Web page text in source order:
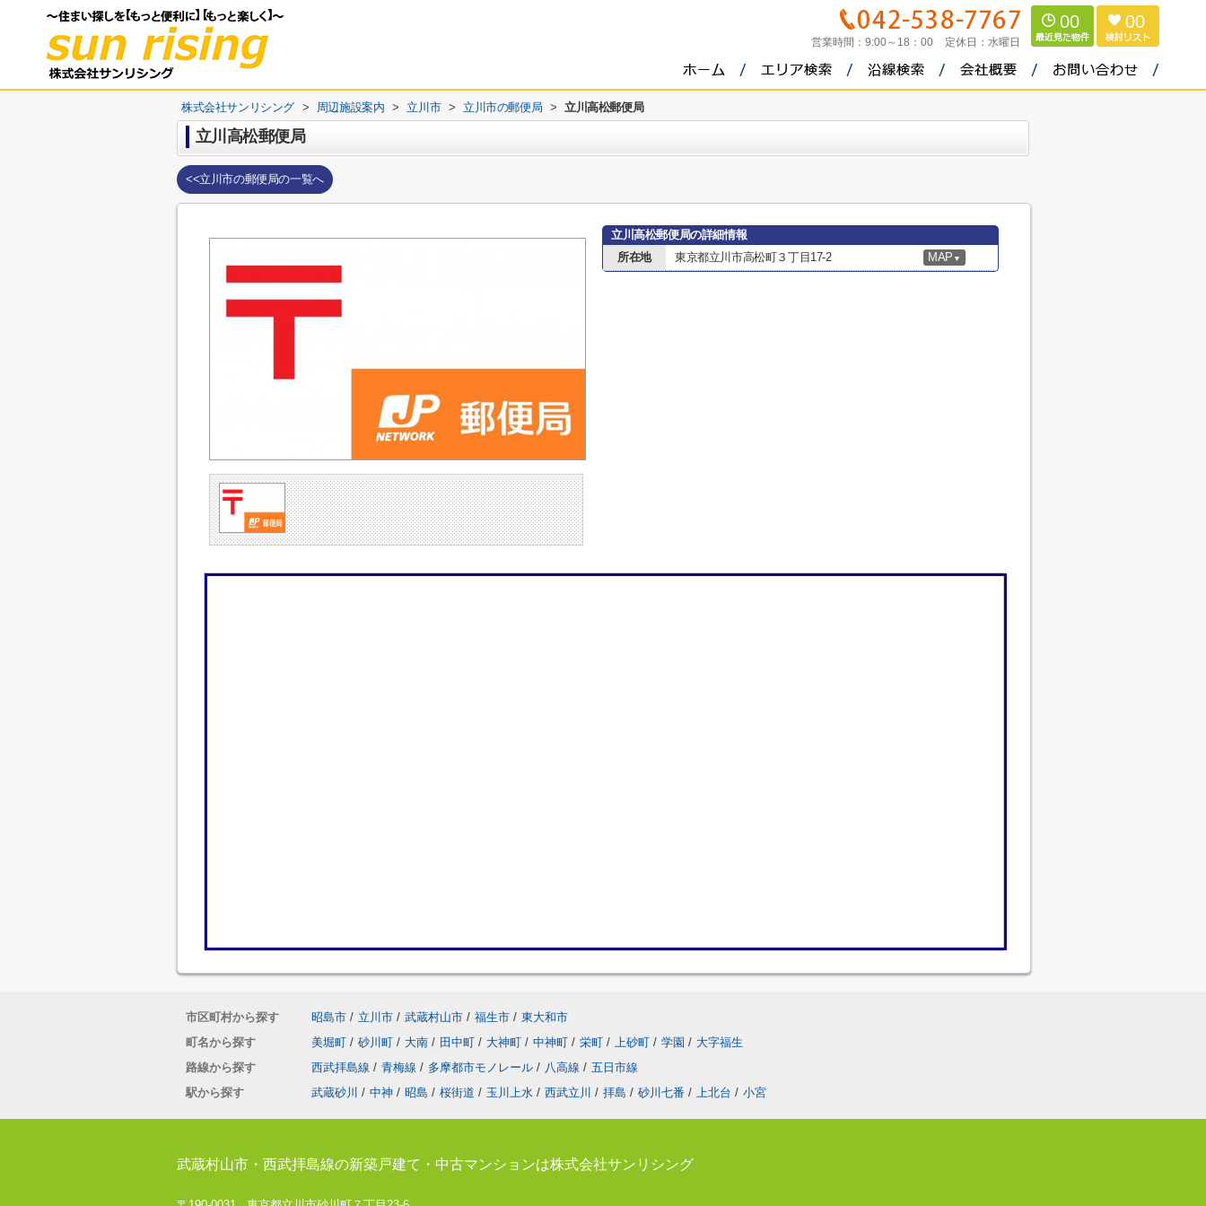
営業時間： 9:00～18：00 定休日： 水曜日
00 00
株式会社サンリシング > 周辺施設案内 > 立川市 > 立川市の郵便局 > 立川高松郵便局
立川高松郵便局
<<立川市の郵便局の一覧へ
立川高松郵便局の詳細情報
所在地
東京都立川市高松町３丁目17-2 MAP ▼
市区町村から探す 昭島市 / 立川市 / 武蔵村山市 / 福生市 / 東大和市
町名から探す
美堀町 / 砂川町 / 大南 / 田中町 / 大神町 / 中神町 / 栄町 / 上砂町 / 学園 / 大字福生
路線から探す
西武拝島線 / 青梅線 / 多摩都市モノレール / 八高線 / 五日市線
駅から探す
武蔵砂川 / 中神 / 昭島 / 桜街道 / 玉川上水 / 西武立川 / 拝島 / 砂川七番 / 上北台 / 小宮
武蔵村山市・西武拝島線の新築戸建て・中古マンションは株式会社サンリシング